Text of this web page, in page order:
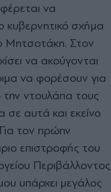
να
κυβερνητικό σχήµα
Μητσοτάκη. Στον
να ακούγονται
να φορέσουν για
ντουλάπα τους
σε αυτά και εκείνο
τον πρώην
επιστροφής του
Περιβάλλοντος
υπάρχει µεγάλος